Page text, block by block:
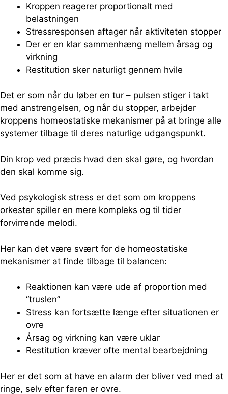
Kroppen reagerer proportionalt med
belastningen
Stressresponsen aftager når aktiviteten stopper
Der er en klar sammenhæng mellem årsag og
virkning
Restitution sker naturligt gennem hvile
Det er som når du løber en tur – pulsen stiger i takt
med anstrengelsen, og når du stopper, arbejder
kroppens homeostatiske mekanismer på at bringe alle
systemer tilbage til deres naturlige udgangspunkt.
Din krop ved præcis hvad den skal gøre, og hvordan
den skal komme sig.
Ved psykologisk stress er det som om kroppens
orkester spiller en mere kompleks og til tider
forvirrende melodi.
Her kan det være svært for de homeostatiske
mekanismer at finde tilbage til balancen:
Reaktionen kan være ude af proportion med
“truslen”
Stress kan fortsætte længe efter situationen er
ovre
Årsag og virkning kan være uklar
Restitution kræver ofte mental bearbejdning
Her er det som at have en alarm der bliver ved med at
ringe, selv efter faren er ovre.